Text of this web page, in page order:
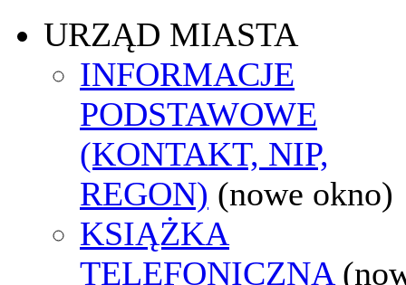
URZĄD MIASTA
INFORMACJE
PODSTAWOWE
(KONTAKT, NIP,
REGON) (nowe okno)
KSIĄŻKA
TELEFONICZNA